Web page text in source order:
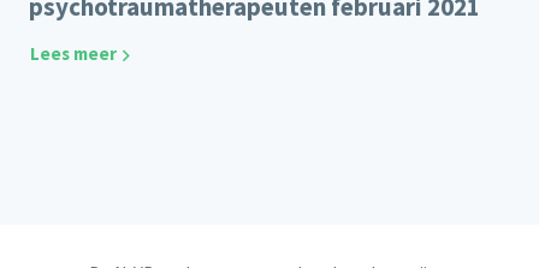
psychotraumatherapeuten februari 2021
Lees meer